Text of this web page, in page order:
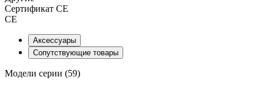
Сертификат CE
CE
Аксессуары
Сопутствующие товары
Модели серии (59)